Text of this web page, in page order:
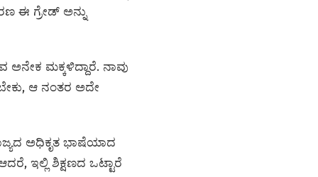
ಈ ಗ್ರೇಡ್ ಅನ್ನು
ಮಕ್ಕಳಿದ್ದಾರೆ. ನಾವು
ಆ ನಂತರ ಅದೇ
ಅಧಿಕೃತ ಭಾಷೆಯಾದ
ಇಲ್ಲಿ ಶಿಕ್ಷಣದ ಒಟ್ಟಾರೆ